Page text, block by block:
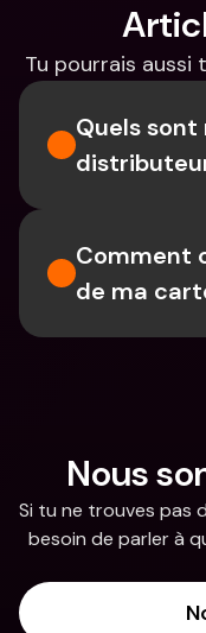
Tu pourrais aussi
Quels sont
Comment
de ma
Nous
Si tu ne trouves pas
besoin de parler à